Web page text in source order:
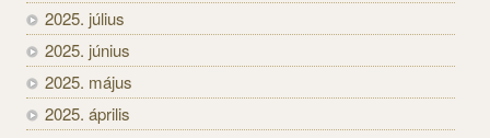
2025. július
2025. június
2025. május
2025. április